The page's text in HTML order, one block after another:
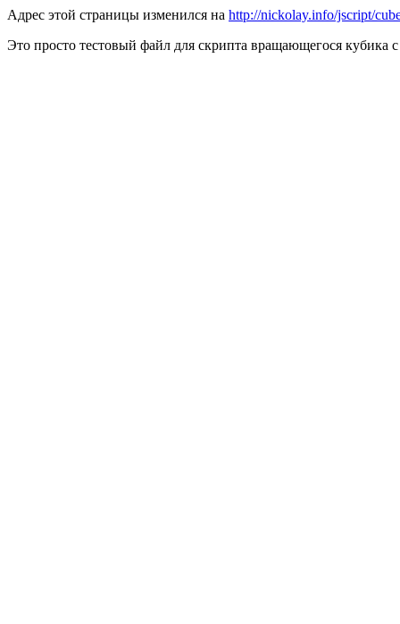
Адрес этой страницы изменился на http://nickolay.info/jscript/
Это просто тестовый файл для скрипта вращающегося кубика